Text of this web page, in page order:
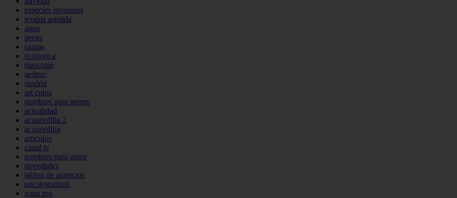
especies invasoras
terapia asistida
agua
peces
camas
econom a
mascotas
aedpac
madrid
art culos
nombres para perros
actualidad
acuariofilia 2
acuariofilia
articulos
canal tv
nombres para gatos
novedades
tablon de anuncios
uncategorized
zona pro